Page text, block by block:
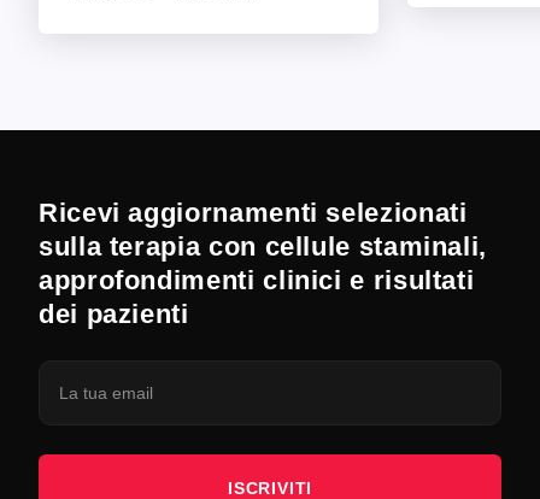
Ricevi aggiornamenti selezionati
sulla terapia con cellule staminali,
approfondimenti clinici e risultati
dei pazienti
ISCRIVITI